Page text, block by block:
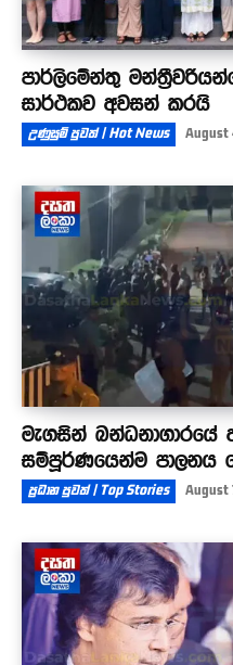
පාර්ලිමේන්තු
සාර්ථකව අවසන් කරයි
උණුසුම් පුවත් | Hot News August
මැගසින්
සම්පූර්ණයෙන්ම පාලනය
ප්‍රධාන පුවත් | Top Stories August